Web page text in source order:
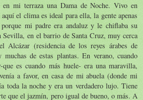
en mi terraza una Dama de Noche. Vivo en
el clima es ideal para ella, la gente apenas
mi padre era andaluz y le chiflaba su
en el barrio de Santa Cruz, muy cerca
Alcázar (residencia de los reyes árabes de
de estas plantas. En verano, cuando
que es cuando más huele- era una maravilla,
a favor, en casa de mi abuela (donde mi
toda la noche y era un verdadero lujo. Tiene
que el jazmín, pero igual de bueno, o más. A